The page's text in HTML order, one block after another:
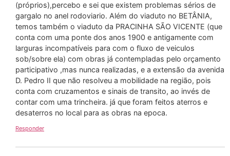
(próprios),percebo e sei que existem problemas sérios de
gargalo no anel rodoviario. Além do viaduto no BETÂNIA,
temos também o viaduto da PRACINHA SÃO VICENTE (que
conta com uma ponte dos anos 1900 e antigamente com
larguras incompatíveis para com o fluxo de veiculos
sob/sobre ela) com obras já contempladas pelo orçamento
participativo ,mas nunca realizadas, e a extensão da avenida
D. Pedro II que não resolveu a mobilidade na região, pois
conta com cruzamentos e sinais de transito, ao invés de
contar com uma trincheira. já que foram feitos aterros e
desaterros no local para as obras na epoca.
Responder